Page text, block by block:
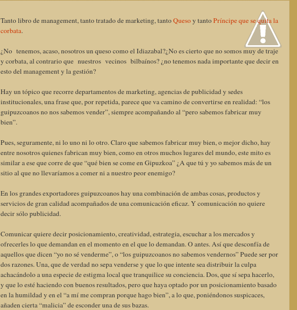
Tanto libro de management, tanto tratado de marketing, tantoQuesoy tantoPríncipe que se quita la
corbata.
¿No tenemos, acaso, nosotros un queso como el Idiazabal?¿No es cierto que no somos muy de traje
y corbata, al contrario que nuestros vecinos bilbaínos? ¿no tenemos nada importante que decir en
esto del management y la gestión?
Hay un tópico que recorre departamentos de marketing, agencias de publicidad y sedes
institucionales, una frase que, por repetida, parece que va camino de convertirse en realidad: “los
guipuzcoanos no nos sabemos vender”, siempre acompañando al “pero sabemos fabricar muy
bien”.
Pues, seguramente, ni lo uno ni lo otro. Claro que sabemos fabricar muy bien, o mejor dicho, hay
entre nosotros quienes fabrican muy bien, como en otros muchos lugares del mundo, este mito es
similar a ese que corre de que “qué bien se come en Gipuzkoa” ¿A que tú y yo sabemos más de un
sitio al que no llevaríamos a comer ni a nuestro peor enemigo?
En los grandes exportadores guipuzcoanos hay una combinación de ambas cosas, productos y
servicios de gran calidad acompañados de una comunicación eficaz. Y comunicación no quiere
decir sólo publicidad.
Comunicar quiere decir posicionamiento, creatividad, estrategia, escuchar a los mercados y
ofrecerles lo que demandan en el momento en el que lo demandan. O antes. Así que desconfía de
aquellos que dicen “yo no sé venderme”, o “los guipuzcoanos no sabemos vendernos” Puede ser por
dos razones. Una, que de verdad no sepa venderse y que lo que intente sea distribuir la culpa
achacándolo a una especie de estigma local que tranquilice su conciencia. Dos, que sí sepa hacerlo,
y que lo esté haciendo con buenos resultados, pero que haya optado por un posicionamiento basado
en la humildad y en el “a mí me compran porque hago bien”, a lo que, poniéndonos suspicaces,
añaden cierta “malicia” de esconder una de sus bazas.